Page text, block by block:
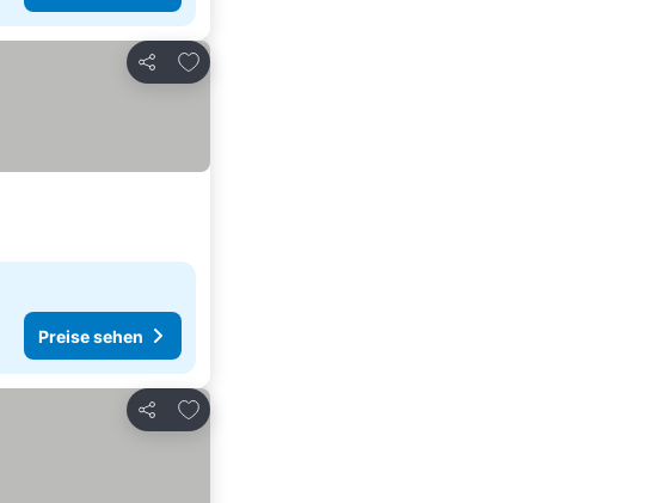
Teilen
Zu Favoriten hinzufügen
Preise sehen
Teilen
Zu Favoriten hinzufügen